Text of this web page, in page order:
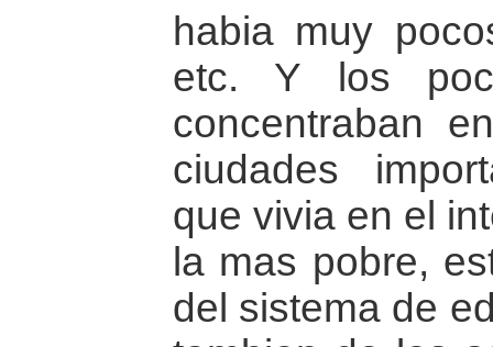
habia muy
etc. Y los
concentraban
ciudades
que vivia en el
la mas pobre,
del sistema de